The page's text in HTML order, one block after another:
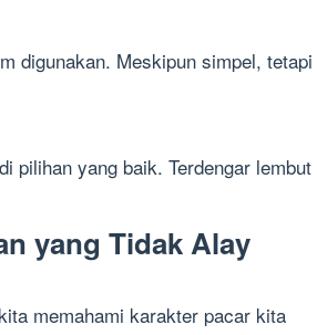
digunakan. Meskipun simpel, tetapi
pilihan yang baik. Terdengar lembut
yang Tidak Alay
memahami karakter pacar kita